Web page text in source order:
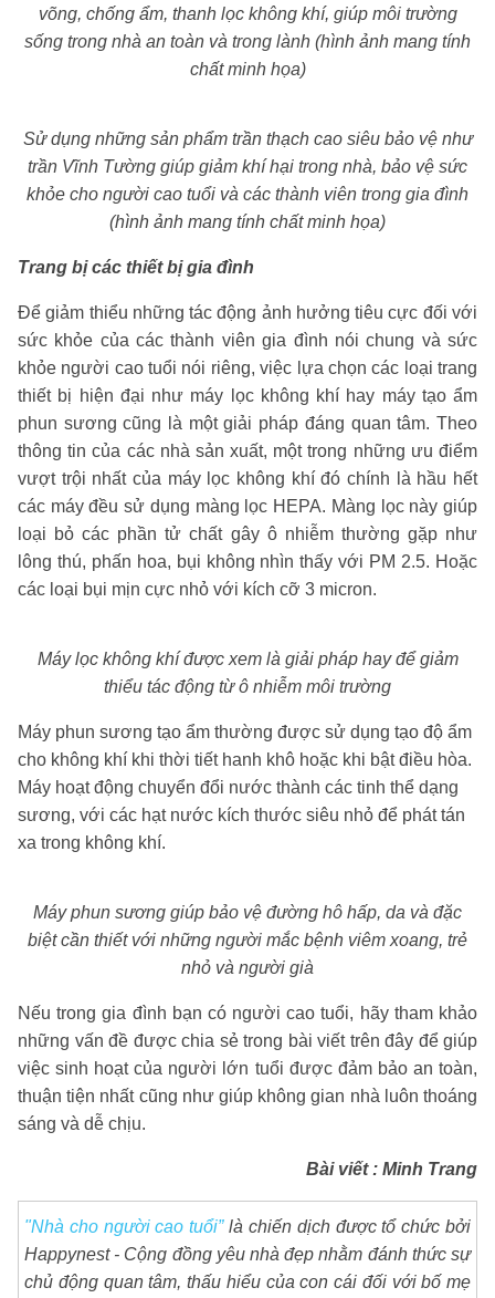
võng, chống ẩm, thanh lọc không khí, giúp môi trường
sống trong nhà an toàn và trong lành (hình ảnh mang tính
chất minh họa)
Sử dụng những sản phẩm trần thạch cao siêu bảo vệ như
trần Vĩnh Tường giúp giảm khí hại trong nhà, bảo vệ sức
khỏe cho người cao tuổi và các thành viên trong gia đình
(hình ảnh mang tính chất minh họa)
Trang bị các thiết bị gia đình
Để giảm thiểu những tác động ảnh hưởng tiêu cực đối với
sức khỏe của các thành viên gia đình nói chung và sức
khỏe người cao tuổi nói riêng, việc lựa chọn các loại trang
thiết bị hiện đại như máy lọc không khí hay máy tạo ẩm
phun sương cũng là một giải pháp đáng quan tâm. Theo
thông tin của các nhà sản xuất, một trong những ưu điểm
vượt trội nhất của máy lọc không khí đó chính là hầu hết
các máy đều sử dụng màng lọc HEPA. Màng lọc này giúp
loại bỏ các phần tử chất gây ô nhiễm thường gặp như
lông thú, phấn hoa, bụi không nhìn thấy với PM 2.5. Hoặc
các loại bụi mịn cực nhỏ với kích cỡ 3 micron.
Máy lọc không khí được xem là giải pháp hay để giảm
thiểu tác động từ ô nhiễm môi trường
Máy phun sương tạo ẩm thường được sử dụng tạo độ ẩm
cho không khí khi thời tiết hanh khô hoặc khi bật điều hòa.
Máy hoạt động chuyển đổi nước thành các tinh thể dạng
sương, với các hạt nước kích thước siêu nhỏ để phát tán
xa trong không khí.
Máy phun sương giúp bảo vệ đường hô hấp, da và đặc
biệt cần thiết với những người mắc bệnh viêm xoang, trẻ
nhỏ và người già
Nếu trong gia đình bạn có người cao tuổi, hãy tham khảo
những vấn đề được chia sẻ trong bài viết trên đây để giúp
việc sinh hoạt của người lớn tuổi được đảm bảo an toàn,
thuận tiện nhất cũng như giúp không gian nhà luôn thoáng
sáng và dễ chịu.
Bài viết : Minh Trang
"Nhà cho người cao tuổi”là chiến dịch được tổ chức bởi
Happynest - Cộng đồng yêu nhà đẹp nhằm đánh thức sự
chủ động quan tâm, thấu hiểu của con cái đối với bố mẹ